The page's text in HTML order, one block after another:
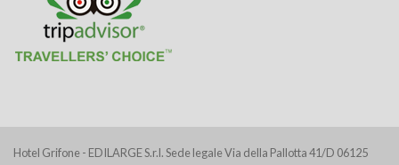
Hotel Grifone - EDILARGE S.r.l. Sede legale Via della Pallotta 41/D 06125